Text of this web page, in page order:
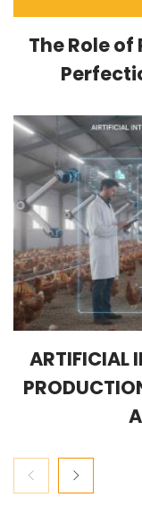
The Role
ARTIFICIAL